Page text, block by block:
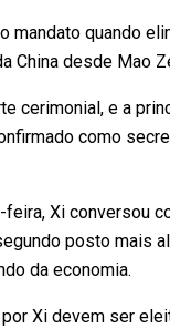
mandato quando
China desde Mao
cerimonial, e a
como
Xi conversou
posto mais
da economia.
Xi devem ser